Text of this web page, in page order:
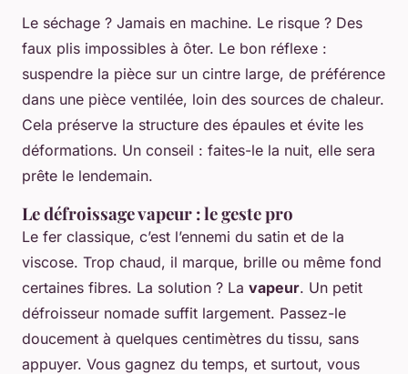
Le séchage ? Jamais en machine. Le risque ? Des
faux plis impossibles à ôter. Le bon réflexe :
suspendre la pièce sur un cintre large, de préférence
dans une pièce ventilée, loin des sources de chaleur.
Cela préserve la structure des épaules et évite les
déformations. Un conseil : faites-le la nuit, elle sera
prête le lendemain.
Le défroissage vapeur : le geste pro
Le fer classique, c’est l’ennemi du satin et de la
viscose. Trop chaud, il marque, brille ou même fond
certaines fibres. La solution ? La vapeur. Un petit
défroisseur nomade suffit largement. Passez-le
doucement à quelques centimètres du tissu, sans
appuyer. Vous gagnez du temps, et surtout, vous